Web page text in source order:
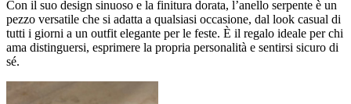
Con il suo design sinuoso e la finitura dorata, l’anello serpente è un
pezzo versatile che si adatta a qualsiasi occasione, dal look casual di
tutti i giorni a un outfit elegante per le feste. È il regalo ideale per chi
ama distinguersi, esprimere la propria personalità e sentirsi sicuro di
sé.